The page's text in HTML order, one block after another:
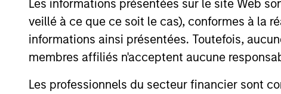
Les informations présentées sur le site Web
veillé à ce que ce soit le cas), conformes à la
informations ainsi présentées. Toutefois,
membres affiliés n'acceptent aucune
Les professionnels du secteur financier sont
Investment